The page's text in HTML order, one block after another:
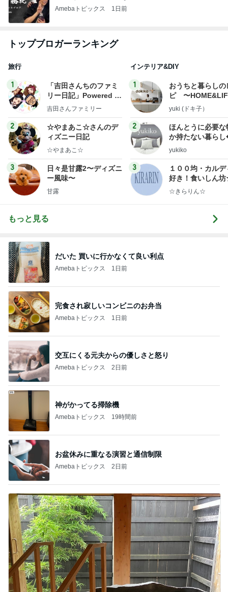
Amebaトピックス 1日前
トップブロガーランキング
旅行
1
「吉田さんちのファミ
リー日記」Powered b
y Ameba 吉田さんファ
ログ
吉田さんファミリー
2
☆やまあこ☆さんのデ
ィズニー日記
☆やまあこ☆
3
日々是甘露2〜ディズニ
ー風味〜
甘露
インテリア&DIY
1
おうちと暮らしの
ピ 〜
yuki (ドキ子）
2
ほんとうに必要な
か持たない暮ら
ep Life Simple◆
yukiko
3
１００均・カルデ
好き！食いしん
らりん☆のブログ
☆きらりん☆
もっと見る
だいた 買いに行かなくて良い利点
Amebaトピックス 1日前
完食され寂しいコンビニのお弁当
Amebaトピックス 1日前
交互にくる元夫からの優しさと怒り
Amebaトピックス 2日前
神がかってる掃除機
Amebaトピックス 19時間前
お盆休みに重なる演習と通信制限
Amebaトピックス 2日前